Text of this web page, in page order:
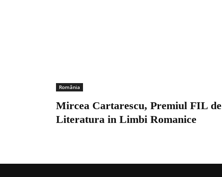
România
Mircea Cartarescu, Premiul FIL de
Literatura in Limbi Romanice